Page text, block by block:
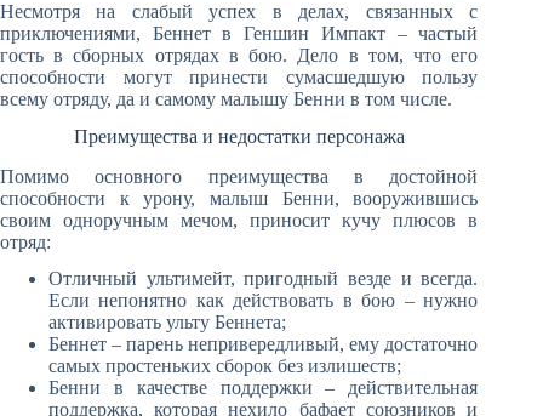
Несмотря на слабый успех в делах, связанных с
приключениями, Беннет в Геншин Импакт – частый
гость в сборных отрядах в бою. Дело в том, что его
способности могут принести сумасшедшую пользу
всему отряду, да и самому малышу Бенни в том числе.
Преимущества и недостатки персонажа
Помимо основного преимущества в достойной
способности к урону, малыш Бенни, вооружившись
своим одноручным мечом, приносит кучу плюсов в
отряд:
Отличный ультимейт, пригодный везде и всегда.
Если непонятно как действовать в бою – нужно
активировать ульту Беннета;
Беннет – парень непривередливый, ему достаточно
самых простеньких сборок без излишеств;
Бенни в качестве поддержки – действительная
поддержка, которая нехило бафает союзников и